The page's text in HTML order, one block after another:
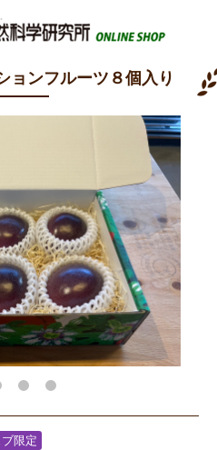
ョンフルーツ８個入り
限定